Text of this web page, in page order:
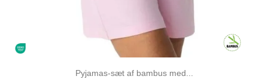
Pyjamas-sæt af bambus med...